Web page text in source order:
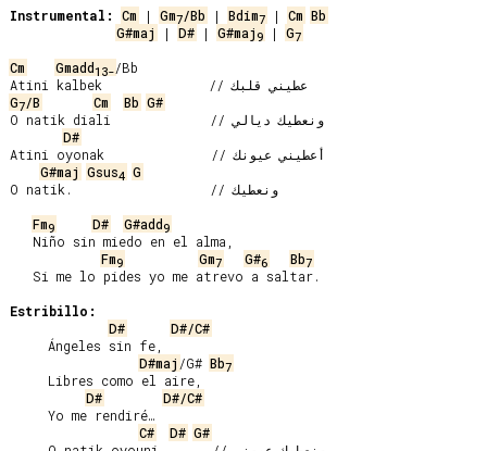
Instrumental:
Cm | Gm7/Bb | Bdim7 | Cm Bb
G#maj
| D# | G#maj9 | G7
Cm Gmadd13-/Bb
G7/B Cm Bb G#
O natik diali             // ونعطيك ديالي
D#
Atini oyonak              // أعطيني عيونك
G#maj Gsus4 G
O natik.                  // ونعطيك
Fm9 D# G#add9
Fm9 Gm7 G#6 Bb7
Estribillo:
D#
D#/C#
D#maj /G# Bb7
D#
D#/C#
C#
D# G#